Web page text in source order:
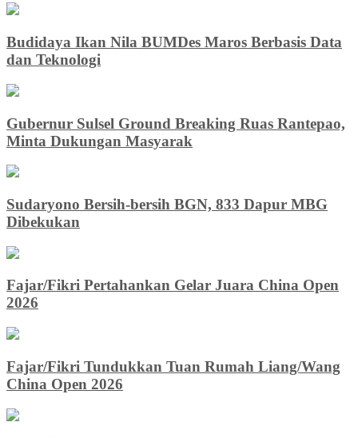
Budidaya Ikan Nila BUMDes Maros Berbasis Data
dan Teknologi
Gubernur Sulsel Ground Breaking Ruas Rantepao,
Minta Dukungan Masyarak
Sudaryono Bersih-bersih BGN, 833 Dapur MBG
Dibekukan
Fajar/Fikri Pertahankan Gelar Juara China Open
2026
Fajar/Fikri Tundukkan Tuan Rumah Liang/Wang
China Open 2026